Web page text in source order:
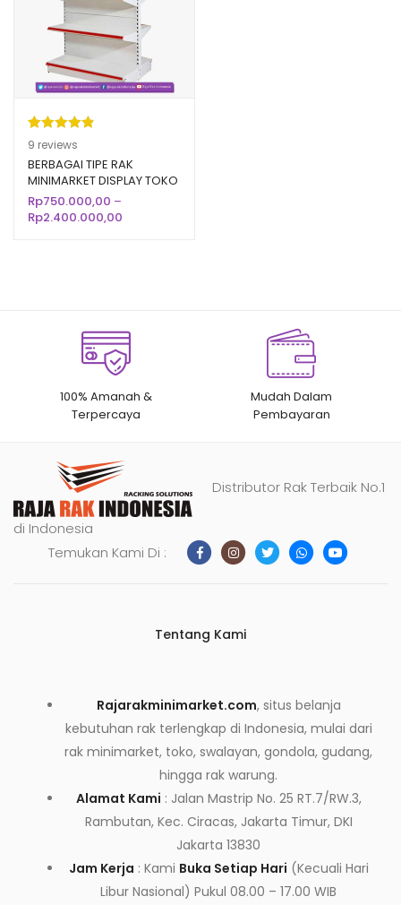
Peringkat
4.89dari 5
berdasarka
n
9
penilaian
pelanggan
9 reviews
BERBAGAI TIPE RAK
MINIMARKET DISPLAY TOKO
SUPERMARKET MODERN
Rp750.000,00 –
Rp2.400.000,00
100% Amanah &
Terpercaya
Mudah Dalam
Pembayaran
Distributor Rak Terbaik No.1
di Indonesia
Temukan Kami Di :
Tentang Kami
Rajarakminimarket.com, situs belanja
kebutuhan rak terlengkap di Indonesia, mulai dari
rak minimarket, toko, swalayan, gondola, gudang,
hingga rak warung.
Alamat Kami : Jalan Mastrip No. 25 RT.7/RW.3,
Rambutan, Kec. Ciracas, Jakarta Timur, DKI
Jakarta 13830
Jam Kerja : Kami Buka Setiap Hari (Kecuali Hari
Libur Nasional) Pukul 08.00 – 17.00 WIB